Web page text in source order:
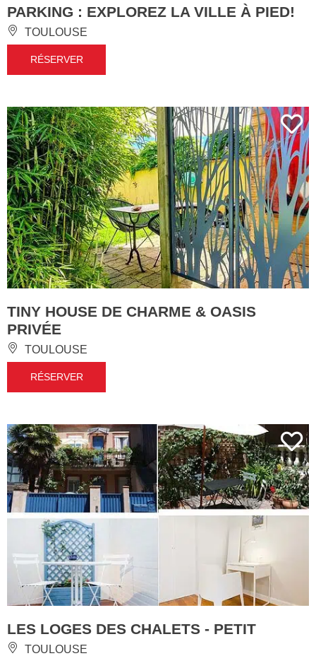
PARKING : EXPLOREZ LA VILLE À PIED!
TOULOUSE
RÉSERVER
TINY HOUSE DE CHARME & OASIS
PRIVÉE
TOULOUSE
RÉSERVER
LES LOGES DES CHALETS - PETIT
TOULOUSE